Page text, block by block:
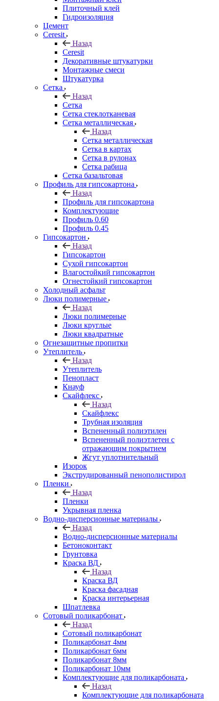
Плиточный клей
Гидроизоляция
Цемент
Ceresit
Назад
Ceresit
Декоративные штукатурки
Монтажные смеси
Штукатурка
Сетка
Назад
Сетка
Сетка стеклотканевая
Сетка металлическая
Назад
Сетка металлическая
Сетка в картах
Сетка в рулонах
Сетка рабица
Сетка базальтовая
Профиль для гипсокартона
Назад
Профиль для гипсокартона
Комплектующие
Профиль 0.60
Профиль 0.45
Гипсокартон
Назад
Гипсокартон
Сухой гипсокартон
Влагостойкий гипсокартон
Огнестойкий гипсокартон
Холодный асфальт
Люки полимерные
Назад
Люки полимерные
Люки круглые
Люки квадратные
Огнезащитные пропитки
Утеплитель
Назад
Утеплитель
Пенопласт
Кнауф
Скайфлекс
Назад
Скайфлекс
Трубная изоляция
Вспененный полиэтилен
Вспененный полиэтлетен с
отражающим покрытием
Жгут уплотнительный
Изорок
Экструдированный пенополистирол
Пленки
Назад
Пленки
Укрывная пленка
Водно-дисперсионные материалы
Назад
Водно-дисперсионные материалы
Бетоноконтакт
Грунтовка
Краска ВД
Назад
Краска ВД
Краска фасадная
Краска интерьерная
Шпатлевка
Сотовый поликарбонат
Назад
Сотовый поликарбонат
Поликарбонат 4мм
Поликарбонат 6мм
Поликарбонат 8мм
Поликарбонат 10мм
Комплектующие для поликарбоната
Назад
Комплектующие для поликарбоната